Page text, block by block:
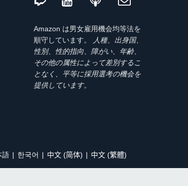
Amazon は男女雇用機会均等法を
順守しています。
人種、出身国、
性別、性的指向、障がい、年齢、
その他の属性によって差別するこ
となく、平等に採用選考の機会を
提供しています。
語 한국어 中文 (简体) 中文 (繁體)